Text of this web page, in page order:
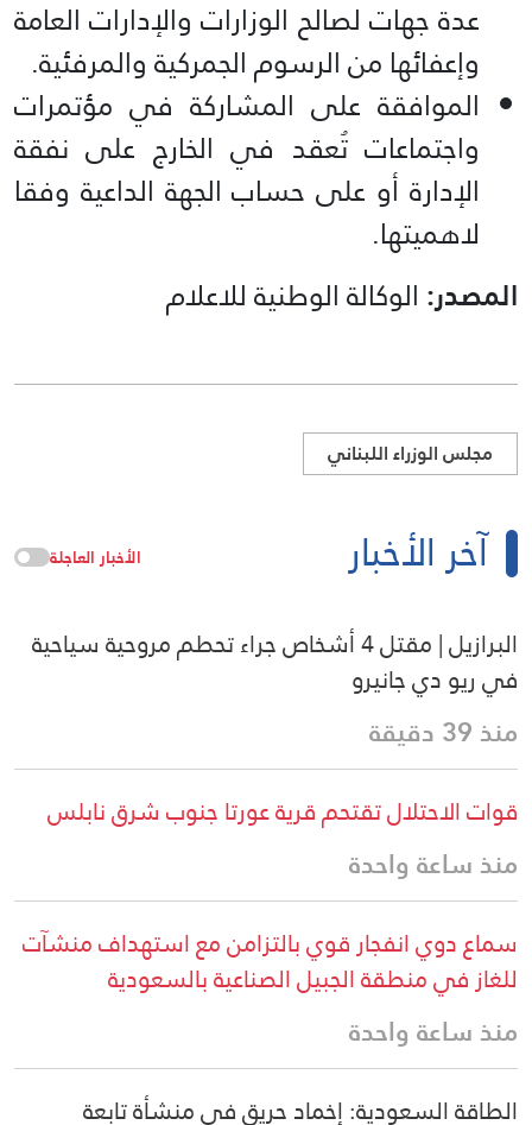
عدة جهات لصالح الوزارات والإدارات العامة
وإعفائها من الرسوم الجمركية والمرفئية.
الموافقة على المشاركة في مؤتمرات
واجتماعات تُعقد في الخارج على نفقة
الإدارة أو على حساب الجهة الداعية وفقا
لاهميتها.
المصدر: الوكالة الوطنية للاعلام
مجلس الوزراء اللبناني
آخر الأخبار الأخبار العاجلة
البرازيل | مقتل 4 أشخاص جراء تحطم مروحية سياحية
في ريو دي جانيرو
منذ 39 دقيقة
قوات الاحتلال تقتحم قرية عورتا جنوب شرق نابلس
منذ ساعة واحدة
سماع دوي انفجار قوي بالتزامن مع استهداف منشآت
للغاز في منطقة الجبيل الصناعية بالسعودية
منذ ساعة واحدة
الطاقة السعودية: إخماد حريق في منشأة تابعة